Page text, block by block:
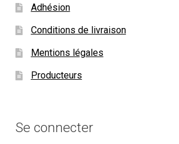
Adhésion
Conditions de livraison
Mentions légales
Producteurs
Se connecter